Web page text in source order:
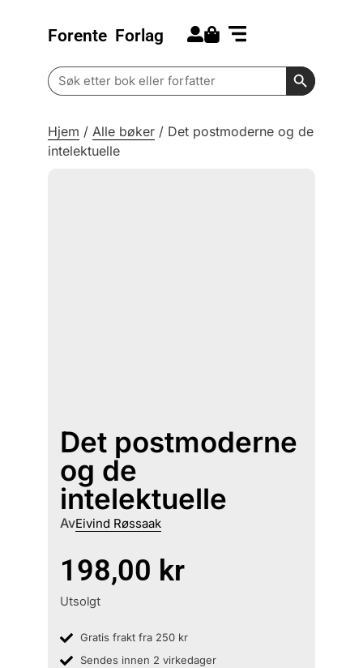
Forente Forlag
Search
for:
Search
Hjem / Alle bøker / Det postmoderne og de
intelektuelle
Det postmoderne
og de
intelektuelle
AvEivind Røssaak
198,00 kr
Utsolgt
Gratis frakt fra 250 kr
Sendes innen 2 virkedager